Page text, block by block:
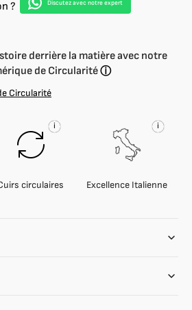
? Discutez avec notre expert
derrière la matière avec notre
de Circularitéⓘ
Circularité
i
circulaires
i
Excellence Italienne